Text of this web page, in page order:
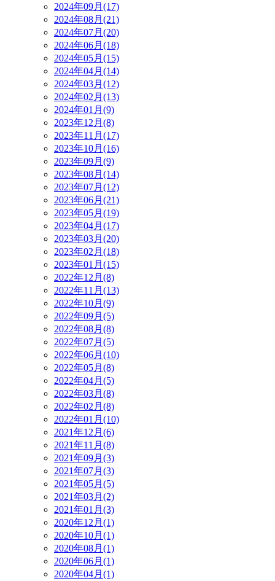
2024年09月(17)
2024年08月(21)
2024年07月(20)
2024年06月(18)
2024年05月(15)
2024年04月(14)
2024年03月(12)
2024年02月(13)
2024年01月(9)
2023年12月(8)
2023年11月(17)
2023年10月(16)
2023年09月(9)
2023年08月(14)
2023年07月(12)
2023年06月(21)
2023年05月(19)
2023年04月(17)
2023年03月(20)
2023年02月(18)
2023年01月(15)
2022年12月(8)
2022年11月(13)
2022年10月(9)
2022年09月(5)
2022年08月(8)
2022年07月(5)
2022年06月(10)
2022年05月(8)
2022年04月(5)
2022年03月(8)
2022年02月(8)
2022年01月(10)
2021年12月(6)
2021年11月(8)
2021年09月(3)
2021年07月(3)
2021年05月(5)
2021年03月(2)
2021年01月(3)
2020年12月(1)
2020年10月(1)
2020年08月(1)
2020年06月(1)
2020年04月(1)